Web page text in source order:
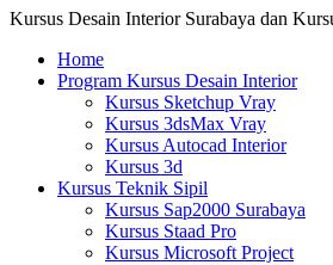
Kursus Desain Interior Surabaya dan
Home
Program Kursus Desain Interior
Kursus Sketchup Vray
Kursus 3dsMax Vray
Kursus Autocad Interior
Kursus 3d
Kursus Teknik Sipil
Kursus Sap2000 Surabaya
Kursus Staad Pro
Kursus Microsoft Project